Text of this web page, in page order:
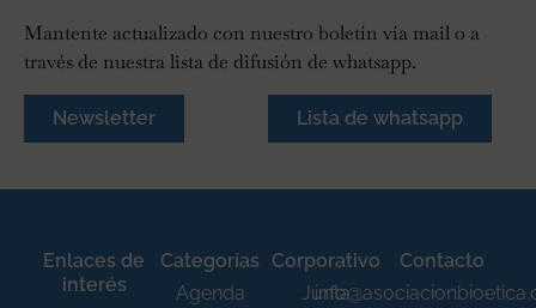
Mantente actualizado con nuestro boletín vía mail o a
través de nuestra lista de difusión de whatsapp.
Newsletter Lista de whatsapp
Enlaces de
interés
Categorías
Agenda
Corporativo
Junta
Contacto